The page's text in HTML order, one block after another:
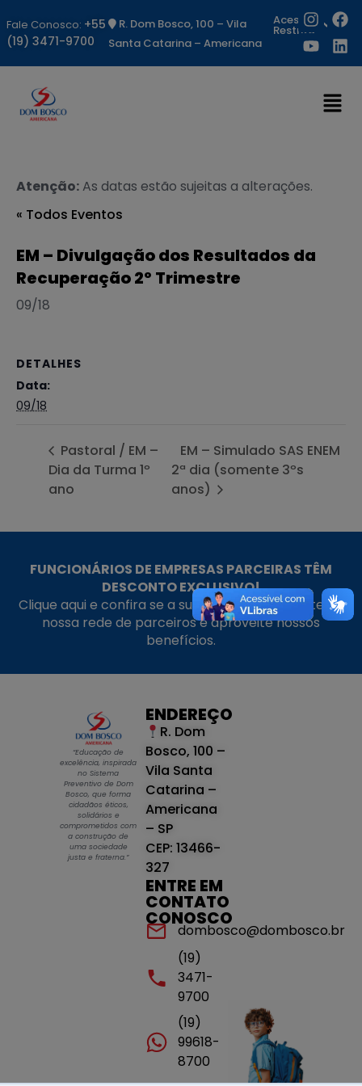
Fale Conosco: +55
(19) 3471-9700
R. Dom Bosco, 100 – Vila
Santa Catarina – Americana
Acesso
Restrito
Atenção:As datas estão sujeitas a alterações.
« Todos Eventos
EM – Divulgação dos Resultados da
Recuperação 2º Trimestre
09/18
DETALHES
Data:
09/18
Pastoral / EM –
Dia da Turma 1º
ano
EM – Simulado SAS ENEM
2ª dia (somente 3ºs
anos)
FUNCIONÁRIOS DE EMPRESAS PARCEIRAS TÊM
DESCONTO EXCLUSIVO!
Clique aqui e confira se a sua empresa faz parte da
nossa rede de parceiros e aproveite nossos
benefícios.
“Educação de
excelência, inspirada
no Sistema
Preventivo de Dom
Bosco, que forma
cidadãos éticos,
solidários e
comprometidos com
a construção de
uma sociedade
justa e fraterna.”
ENDEREÇO
R. Dom
Bosco, 100 –
Vila Santa
Catarina –
Americana
– SP
CEP: 13466-
327
ENTRE EM
CONTATO
CONOSCO
dombosco@dombosco.br
(19)
3471-
9700
(19)
99618-
8700